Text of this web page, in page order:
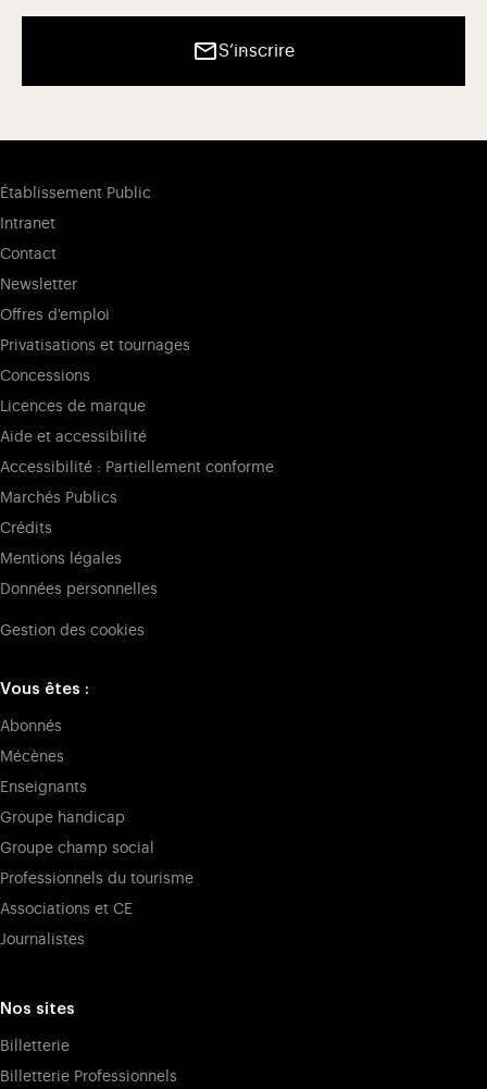
S’inscrire
Établissement Public
Intranet
Contact
Newsletter
Offres d'emploi
Privatisations et tournages
Concessions
Licences de marque
Aide et accessibilité
Accessibilité : Partiellement conforme
Marchés Publics
Crédits
Mentions légales
Données personnelles
Gestion des cookies
Vous êtes :
Abonnés
Mécènes
Enseignants
Groupe handicap
Groupe champ social
Professionnels du tourisme
Associations et CE
Journalistes
Nos sites
Billetterie
Billetterie Professionnels